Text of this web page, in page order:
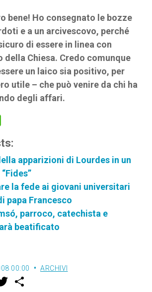
bene! Ho consegnato le bozze
e a un arcivescovo, perché
di essere in linea con
della Chiesa. Credo comunque
un laico sia positivo, per
utile – che può venire da chi ha
degli affari.
apparizioni di Lourdes in un
la fede ai giovani universitari
papa Francesco
parroco, catechista e
beatificato
00:00 ARCHIVI
w